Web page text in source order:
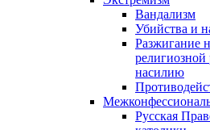
Вандализм
Убийства и
Разжигание
насилию
Русская